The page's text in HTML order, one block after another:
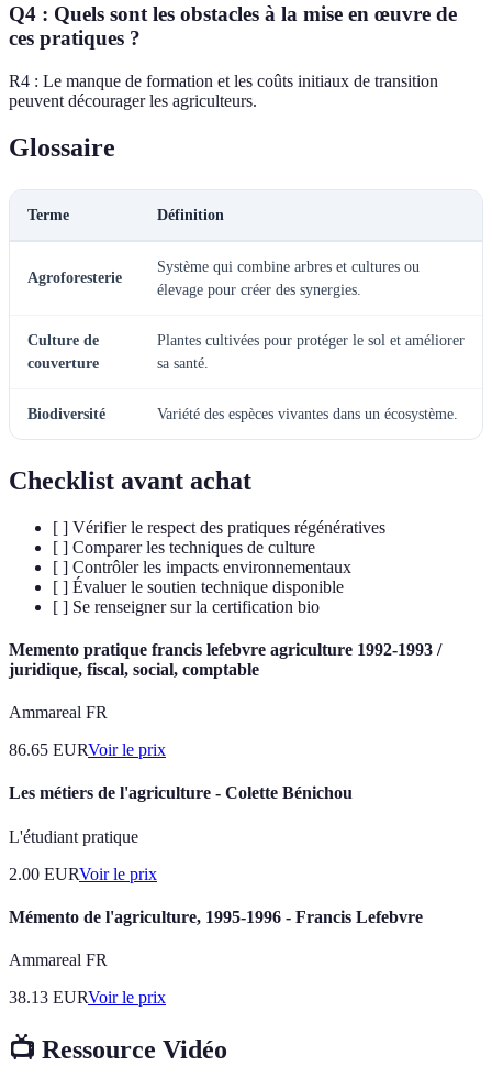
Q4 : Quels sont les obstacles à la mise en œuvre de
ces pratiques ?
R4 : Le manque de formation et les coûts initiaux de transition
peuvent décourager les agriculteurs.
Glossaire
Terme Définition
Agroforesterie
Système qui combine arbres et cultures ou
élevage pour créer des synergies.
Culture de
couverture
Plantes cultivées pour protéger le sol et améliorer
sa santé.
Biodiversité Variété des espèces vivantes dans un écosystème.
Checklist avant achat
[ ] Vérifier le respect des pratiques régénératives
[ ] Comparer les techniques de culture
[ ] Contrôler les impacts environnementaux
[ ] Évaluer le soutien technique disponible
[ ] Se renseigner sur la certification bio
Memento pratique francis lefebvre agriculture 1992-1993 /
juridique, fiscal, social, comptable
Ammareal FR
86.65 EURVoir le prix
Les métiers de l'agriculture - Colette Bénichou
L'étudiant pratique
2.00 EURVoir le prix
Mémento de l'agriculture, 1995-1996 - Francis Lefebvre
Ammareal FR
38.13 EURVoir le prix
📺 Ressource Vidéo